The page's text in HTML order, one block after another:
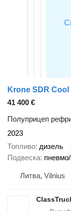
Krone SDR
41 400 €
Полуприцеп
2023
Топливо дизель
Подвеска
Литва, Vilnius